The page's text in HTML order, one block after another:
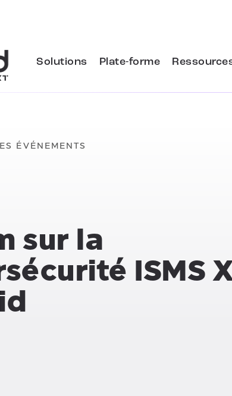
Solutions Plate-forme
ÉVÉNEMENTS
sur la
ISMS